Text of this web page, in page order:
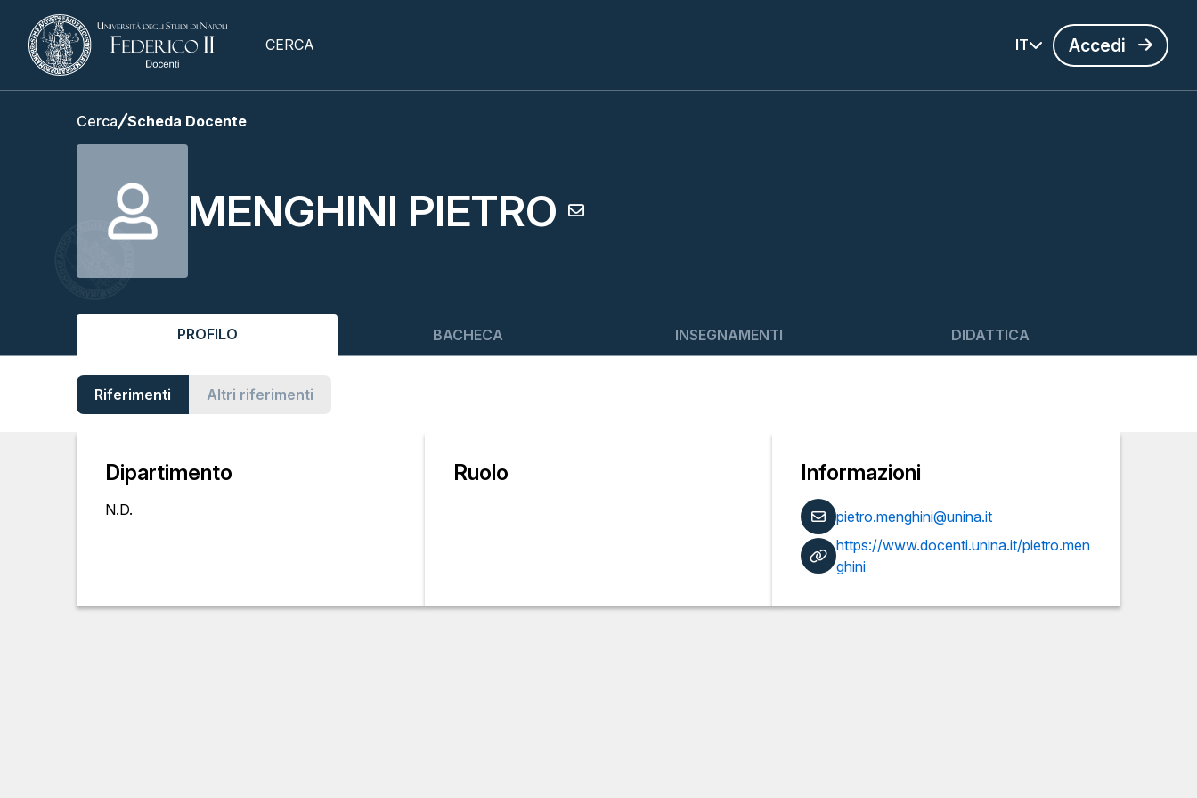
CERCA IT Accedi
Cerca Scheda Docente
MENGHINI PIETRO
PROFILO BACHECA INSEGNAMENTI DIDATTICA
Riferimenti Altri riferimenti
Dipartimento
N.D.
Ruolo Informazioni
pietro.menghini@unina.it
https://www.docenti.unina.it/pietro.men
ghini